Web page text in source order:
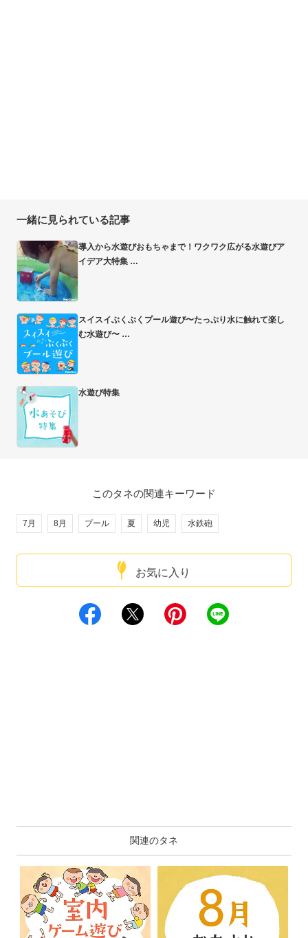
一緒に見られている記事
導入から水遊びおもちゃまで！ワクワク広がる水遊びア
イデア大特集
スイスイぶくぶくプール遊び〜たっぷり水に触れて楽し
む水遊び〜
水遊び特集
お気に入り
このタネの関連キーワード
7月 8月 プール 夏 幼児 水鉄砲
関連のタネ